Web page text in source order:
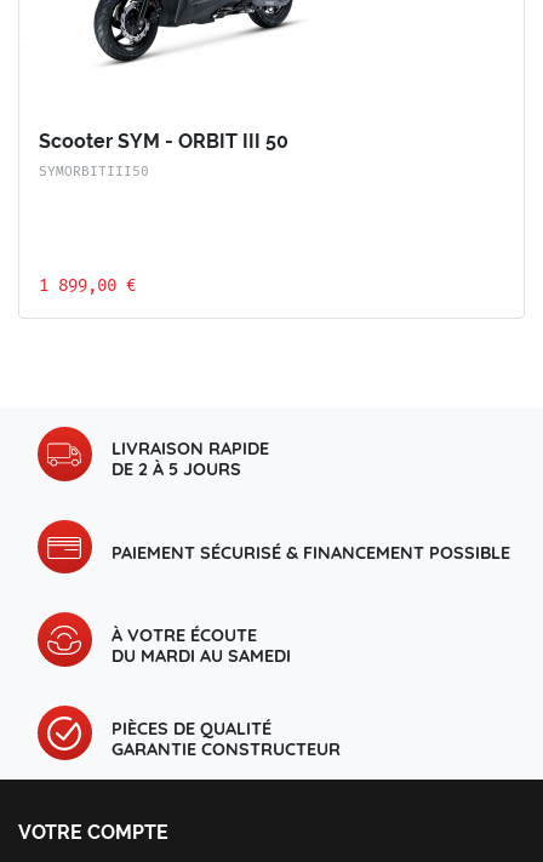
Scooter SYM - ORBIT III 50
SYMORBITIII50
1 899,00 €
LIVRAISON RAPIDE
DE 2 À 5 JOURS
PAIEMENT SÉCURISÉ & FINANCEMENT POSSIBLE
À VOTRE ÉCOUTE
DU MARDI AU SAMEDI
PIÈCES DE QUALITÉ
GARANTIE CONSTRUCTEUR
VOTRE COMPTE